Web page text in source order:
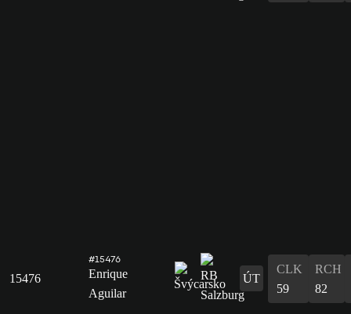
15476
#15476
Enrique
Aguilar
ÚT
CLK
59
RCH
82